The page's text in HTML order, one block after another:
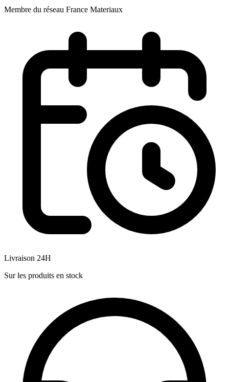
Membre du réseau France Materiaux
Livraison 24H
Sur les produits en stock